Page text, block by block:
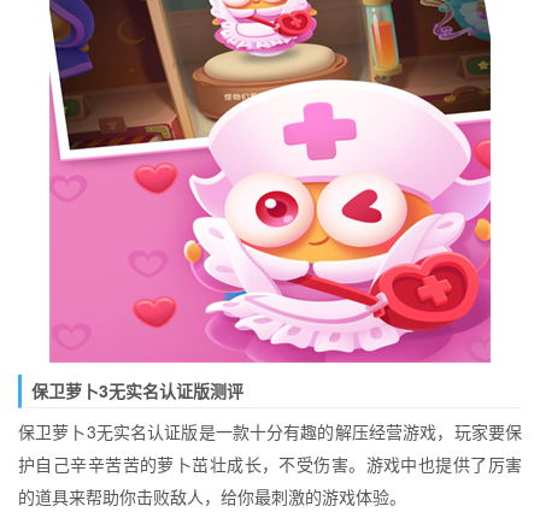
保卫萝卜3无实名认证版测评
保卫萝卜3无实名认证版是一款十分有趣的解压经营游戏，玩家要保
护自己辛辛苦苦的萝卜茁壮成长，不受伤害。游戏中也提供了厉害
的道具来帮助你击败敌人，给你最刺激的游戏体验。